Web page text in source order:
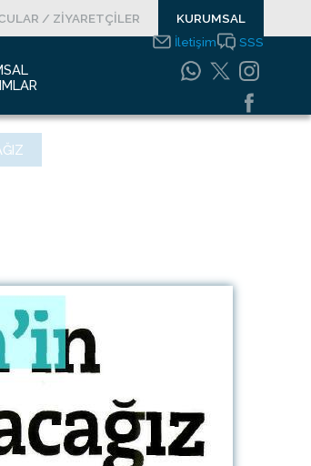
/ ZİYARETÇİLER KURUMSAL
Yönetim
Politikamız
Yönetim Sistemi
İletişim SSS